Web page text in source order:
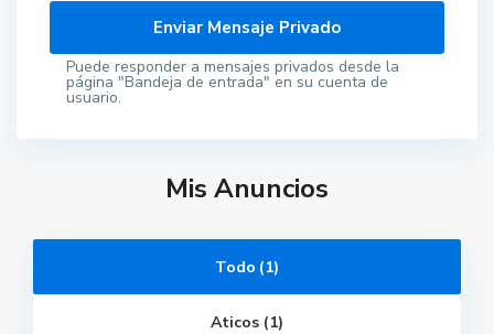
Puede responder a mensajes privados desde la
página "Bandeja de entrada" en su cuenta de
usuario.
Mis Anuncios
Todo (1)
Aticos (1)
r
P